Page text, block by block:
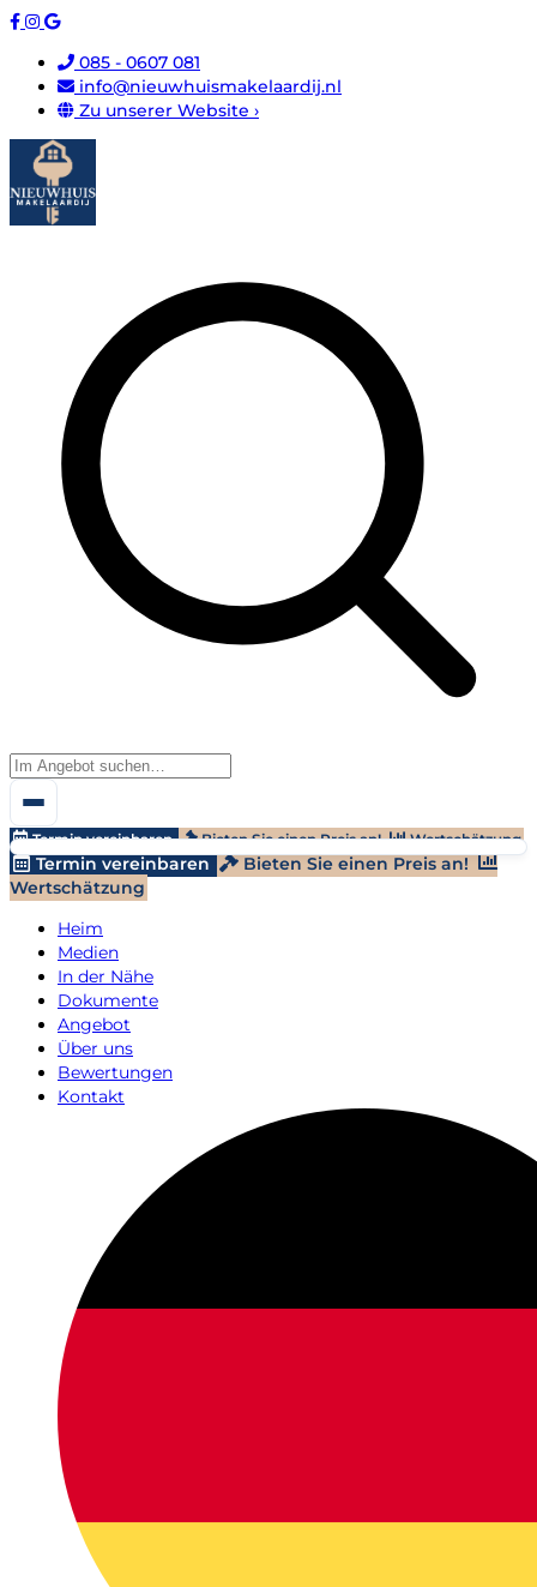
085 - 0607 081
info@nieuwhuismakelaardij.nl
Zu unserer Website ›
Termin vereinbaren Bieten Sie einen Preis an! Wertschätzung
Termin vereinbaren
Bieten Sie einen Preis an!
Wertschätzung
Heim
Medien
In der Nähe
Dokumente
Angebot
Über uns
Bewertungen
Kontakt